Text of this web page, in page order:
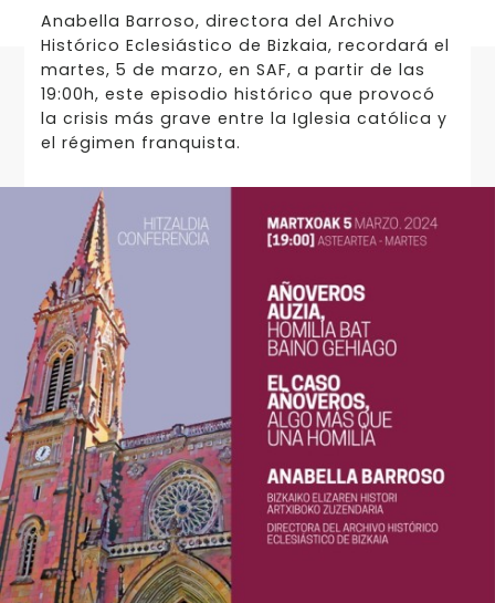
Anabella Barroso, directora del Archivo
Histórico Eclesiástico de Bizkaia, recordará el
martes, 5 de marzo, en SAF, a partir de las
19:00h, este episodio histórico que provocó
la crisis más grave entre la Iglesia católica y
el régimen franquista.